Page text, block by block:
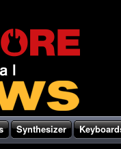
Synthesizer